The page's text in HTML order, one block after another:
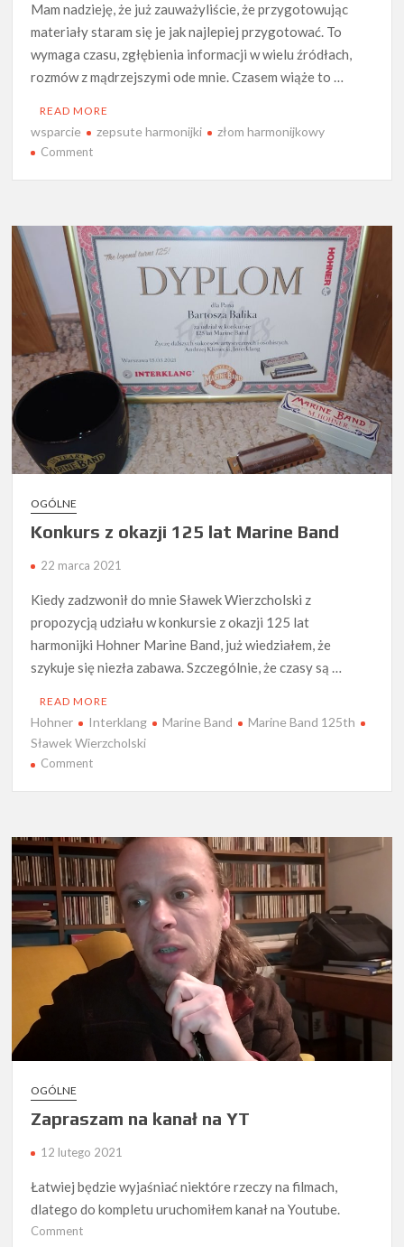
Mam nadzieję, że już zauważyliście, że przygotowując
materiały staram się je jak najlepiej przygotować. To
wymaga czasu, zgłębienia informacji w wielu źródłach,
rozmów z mądrzejszymi ode mnie. Czasem wiąże to …
READ MORE
wsparcie zepsute harmonijki złom harmonijkowy
Commenton
przyjmę
złom
harmonijkowy
OGÓLNE
Konkurs z okazji 125 lat Marine Band
22 marca 2021
Kiedy zadzwonił do mnie Sławek Wierzcholski z
propozycją udziału w konkursie z okazji 125 lat
harmonijki Hohner Marine Band, już wiedziałem, że
szykuje się niezła zabawa. Szczególnie, że czasy są …
READ MORE
Hohner Interklang Marine Band
Marine Band 125th
Sławek Wierzcholski
Commenton
125
lat
Marine
Band
OGÓLNE
Zapraszam na kanał na YT
12 lutego 2021
Łatwiej będzie wyjaśniać niektóre rzeczy na filmach,
dlatego do kompletu uruchomiłem kanał na Youtube.
Commenton